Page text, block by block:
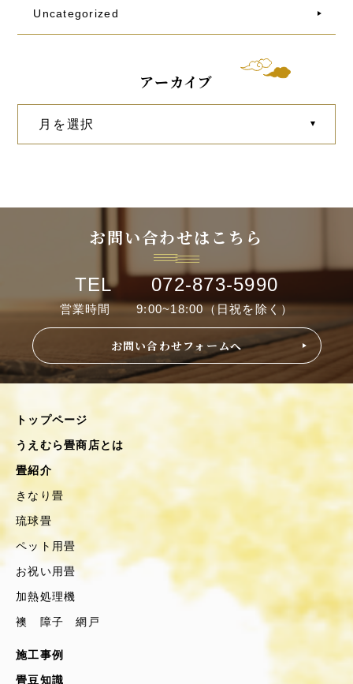
Uncategorized
アーカイブ
お問い合わせはこちら
TEL 072-873-5990
営業時間 9:00~18:00（日祝を除く）
お問い合わせフォームへ
トップページ
うえむら畳商店とは
畳紹介
きなり畳
琉球畳
ペット用畳
お祝い用畳
加熱処理機
襖 障子 網戸
施工事例
畳豆知識